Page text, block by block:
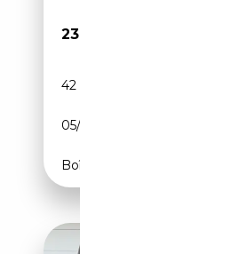
23 750€
42 662 km
05/2024
Boîte automatique